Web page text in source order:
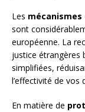
Les
sont
européenne. La
justice étrangères
simplifiées,
l’effectivité de
En matière de